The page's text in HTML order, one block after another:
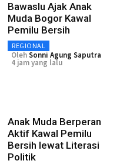
Bawaslu Ajak Anak
Muda Bogor Kawal
Pemilu Bersih
REGIONAL
OlehSonni Agung Saputra
4 jam yang lalu
Anak Muda Berperan
Aktif Kawal Pemilu
Bersih lewat Literasi
Politik